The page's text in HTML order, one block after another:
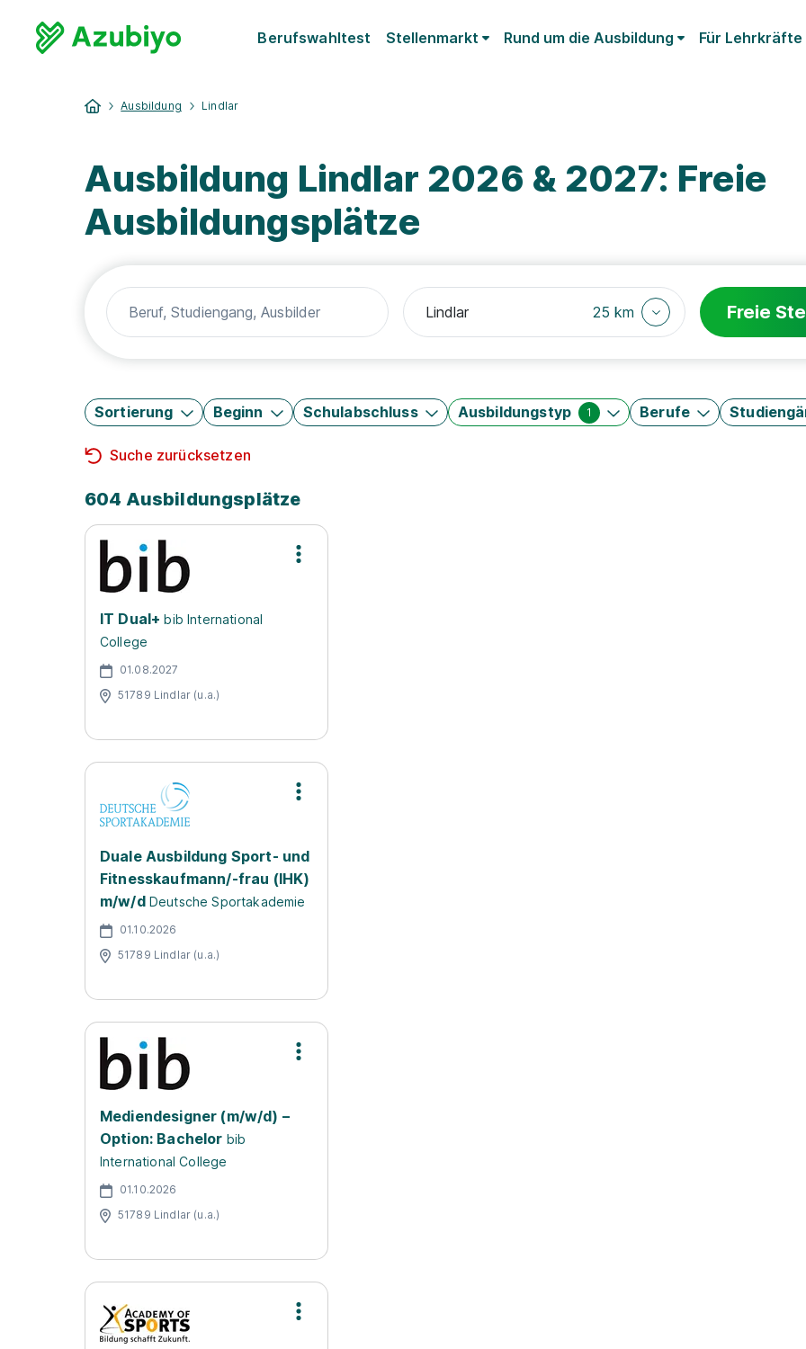
Berufswahltest Stellenmarkt Rund um die Ausbildung Für Lehrkräfte
Ausbildung Lindlar
Ausbildung Lindlar 2026 & 2027: Freie
Ausbildungsplätze
25 km Freie
Sortierung Beginn Schulabschluss Ausbildungstyp 1 Berufe
Suche zurücksetzen
604 Ausbildungsplätze
IT Dual+ bib International
College
01.08.2027
51789 Lindlar (u.a.)
Duale Ausbildung Sport- und
Fitnesskaufmann/-frau (IHK)
m/w/d Deutsche Sportakademie
01.10.2026
51789 Lindlar (u.a.)
Mediendesigner (m/w/d) –
Option: Bachelor bib
International College
01.10.2026
51789 Lindlar (u.a.)